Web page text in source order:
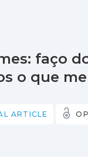
faço
o que
ARTICLE